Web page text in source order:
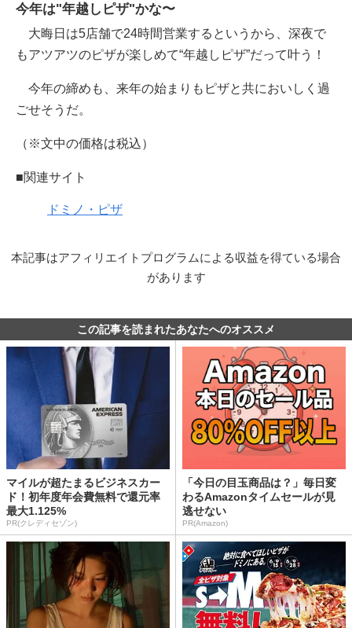
今年は"年越しピザ"かな〜
大晦日は5店舗で24時間営業するというから、深夜で
もアツアツのピザが楽しめて“年越しピザ”だって叶う！
今年の締めも、来年の始まりもピザと共においしく過
ごせそうだ。
（※文中の価格は税込）
■関連サイト
ドミノ・ピザ
本記事はアフィリエイトプログラムによる収益を得ている場合
があります
この記事を読まれたあなたへのオススメ
マイルが超たまるビジネスカー
ド！初年度年会費無料で還元率
最大1.125%
PR(クレディセゾン)
「今日の目玉商品は？」毎日変
わるAmazonタイムセールが見
逃せない
PR(Amazon)